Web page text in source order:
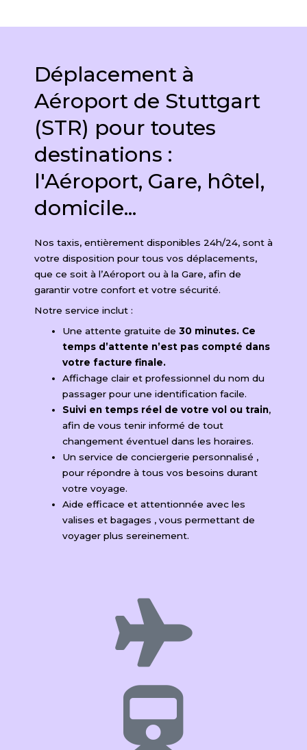
Déplacement à
Aéroport de Stuttgart
(STR) pour toutes
destinations :
l'Aéroport, Gare, hôtel,
domicile...
Nos taxis, entièrement disponibles 24h/24, sont à
votre disposition pour tous vos déplacements,
que ce soit à l’Aéroport ou à la Gare, afin de
garantir votre confort et votre sécurité.
Notre service inclut :
Une attente gratuite de30 minutes. Ce
temps d’attente n’est pas compté dans
votre facture finale.
Affichage clair et professionnel du nom du
passager pour une identification facile.
Suivi en temps réel de votre vol ou train,
afin de vous tenir informé de tout
changement éventuel dans les horaires.
Un service de conciergerie personnalisé ​,
pour répondre à tous vos besoins durant
votre voyage.
Aide efficace et attentionnée avec les
valises et bagages ​, vous permettant de
voyager plus sereinement.